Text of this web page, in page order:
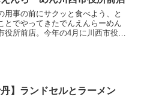
用事の前にサクッと食べよう、と
とでやってきたでんえんらーめん
役所前店。今年の4月に川西市役所
丹】ランドセルとラーメン